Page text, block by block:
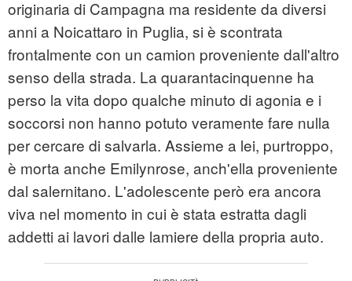
originaria di Campagna ma residente da diversi
anni a Noicattaro in Puglia, si è scontrata
frontalmente con un camion proveniente dall'altro
senso della strada. La quarantacinquenne ha
perso la vita dopo qualche minuto di agonia e i
soccorsi non hanno potuto veramente fare nulla
per cercare di salvarla. Assieme a lei, purtroppo,
è morta anche Emilynrose, anch'ella proveniente
dal salernitano. L'adolescente però era ancora
viva nel momento in cui è stata estratta dagli
addetti ai lavori dalle lamiere della propria auto.